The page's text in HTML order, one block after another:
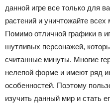
данной игре все только для
растений и уничтожайте
Помимо отличной графики в
шутливых персонажей,
считанные минуты. Многие
нелепой форме и имеют ряд
особенностей. Поэтому
изучить данный мир и стать